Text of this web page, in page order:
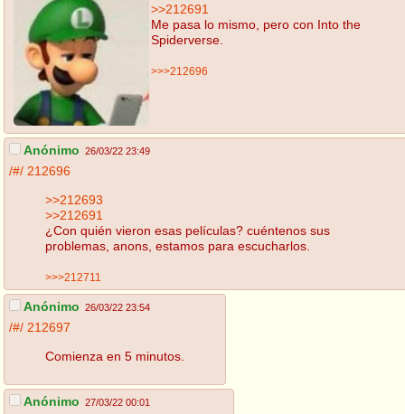
>>212691
Me pasa lo mismo, pero con Into the
Spiderverse.
>>>212696
Anónimo 26/03/22 23:49
/#/ 212696
>>212693
>>212691
¿Con quién vieron esas películas? cuéntenos sus
problemas, anons, estamos para escucharlos.
>>>212711
Anónimo 26/03/22 23:54
/#/ 212697
Comienza en 5 minutos.
Anónimo 27/03/22 00:01